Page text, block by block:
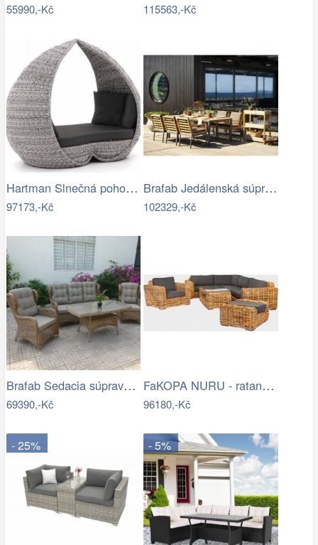
55990,-Kč 115563,-Kč
Hartman Slnečná pohovka COSTA RICA Mdum
97173,-Kč
Brafab Jedálenská súprava ZALONGO Mdum
102329,-Kč
Brafab Sedacia súprava béžová ROSITA -…
69390,-Kč
FaKOPA NURU - ratanová sestava Marina…
96180,-Kč
- 25% - 5%